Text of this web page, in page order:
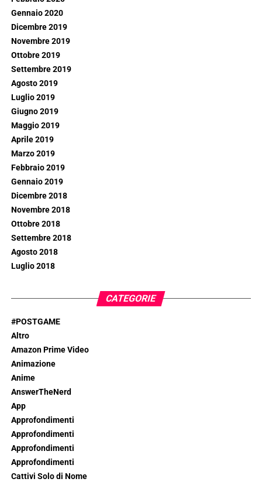
Gennaio 2020
Dicembre 2019
Novembre 2019
Ottobre 2019
Settembre 2019
Agosto 2019
Luglio 2019
Giugno 2019
Maggio 2019
Aprile 2019
Marzo 2019
Febbraio 2019
Gennaio 2019
Dicembre 2018
Novembre 2018
Ottobre 2018
Settembre 2018
Agosto 2018
Luglio 2018
CATEGORIE
#POSTGAME
Altro
Amazon Prime Video
Animazione
Anime
AnswerTheNerd
App
Approfondimenti
Approfondimenti
Approfondimenti
Approfondimenti
Cattivi Solo di Nome